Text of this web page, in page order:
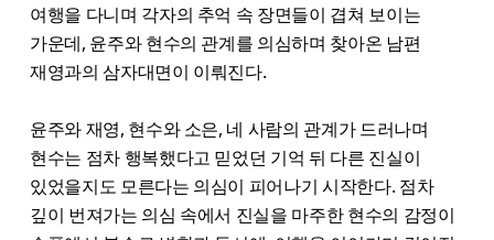
여행을 다니며 각자의 추억 속 장면들이 겹쳐 보이는
가운데, 윤주와 현수의 관계를 의심하며 찾아온 남편
재영과의 삼자대면이 이뤄진다.
윤주와 재영, 현수와 소은, 네 사람의 관계가 드러나며
현수는 점차 행복했다고 믿었던 기억 뒤 다른 진실이
있었을지도 모른다는 의심이 피어나기 시작한다. 점차
깊이 번져가는 의심 속에서 진실을 마주한 현수의 감정이